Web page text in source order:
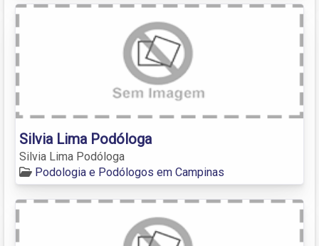
Silvia Lima Podóloga
Silvia Lima Podóloga
Podologia e Podólogos em Campinas